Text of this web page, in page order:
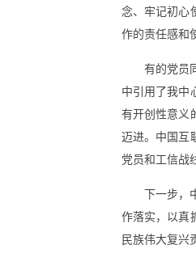
念、牢记初心
作的责任感和
有的党员
中引用了我中
有开创性意义
迈进。中国互
党员和工信战
下一步
作落实，以真
民族伟大复兴